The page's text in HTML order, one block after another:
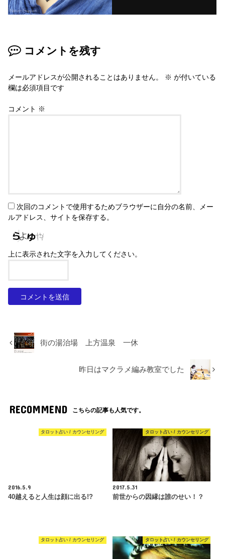
コメントを残す
メールアドレスが公開されることはありません。 ※ が付いている
欄は必須項目です
コメント ※
次回のコメントで使用するためブラウザーに自分の名前、メー
ルアドレス、サイトを保存する。
上に表示された文字を入力してください。
街の湯治場 上方温泉 一休
昨日はマクラメ編み教室でした
RECOMMEND こちらの記事も人気です。
タロット占い / カウンセリング
2016.5.9
40越えると人生は顔に出る!?
タロット占い / カウンセリング
2017.5.31
前世からの因縁は誰のせい！？
タロット占い / カウンセリング タロット占い / カウンセリング